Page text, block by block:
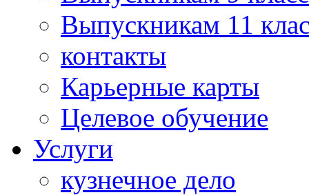
Выпускникам 11
контакты
Карьерные карты
Целевое обучение
Услуги
кузнечное дело